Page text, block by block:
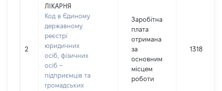
2
ЛІКАРНЯ
Код в Єдиному
державному
реєстрі
юридичних
осіб, фізичних
осіб –
підприємців та
громадських
Заробітна
плата
отримана
за
основним
місцем
роботи
131833